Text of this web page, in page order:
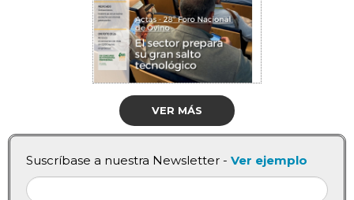
VER MÁS
Suscríbase a nuestra Newsletter - Ver ejemplo